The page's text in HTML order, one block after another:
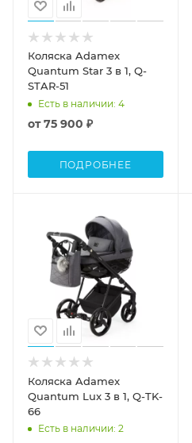
Коляска Adamex
Quantum Star 3 в 1, Q-
STAR-51
Есть в наличии: 4
от75 900 ₽
ПОДРОБНЕЕ
Коляска Adamex
Quantum Lux 3 в 1, Q-TK-
66
Есть в наличии: 2